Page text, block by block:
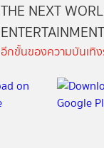
THE NEXT
ENTERTAINMENT
อีกขั้นของความบันเทิ